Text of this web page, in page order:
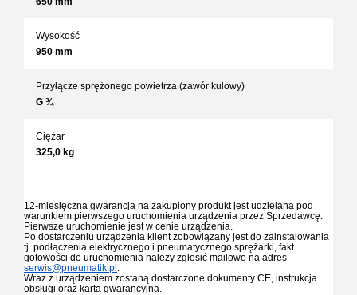
Wysokość
950 mm
Przyłącze sprężonego powietrza (zawór kulowy)
G ¾
Ciężar
325,0 kg
12-miesięczna gwarancja na zakupiony produkt jest udzielana pod
warunkiem pierwszego uruchomienia urządzenia przez Sprzedawcę.
Pierwsze uruchomienie jest w cenie urządzenia.
Po dostarczeniu urządzenia klient zobowiązany jest do zainstalowania
tj. podłączenia elektrycznego i pneumatycznego sprężarki, fakt
gotowości do uruchomienia należy zgłosić mailowo na adres
serwis@pneumatik.pl
Wraz z urządzeniem zostaną dostarczone dokumenty CE, instrukcja
obsługi oraz karta gwarancyjna.